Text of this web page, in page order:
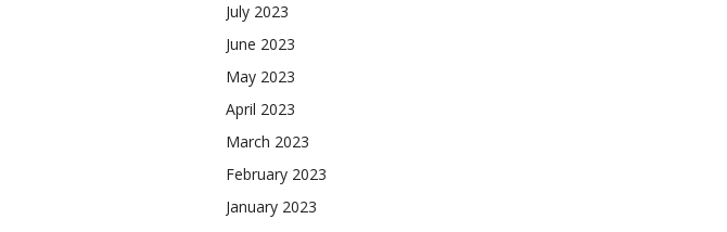
July 2023
June 2023
May 2023
April 2023
March 2023
February 2023
January 2023